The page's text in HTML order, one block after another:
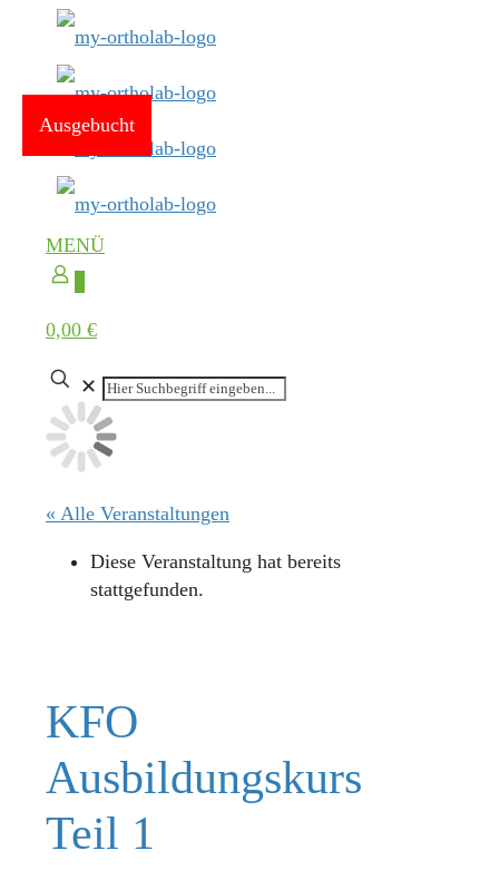
MENÜ
0,00 €
✕
« Alle Veranstaltungen
Diese Veranstaltung hat bereits
stattgefunden.
Ausgebucht
KFO
Ausbildungskurs
Teil 1